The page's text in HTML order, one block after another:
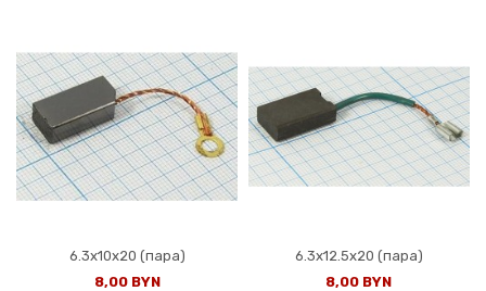
6.3x10x20 (пара)
8,00 BYN
6.3x12.5x20 (пара)
8,00 BYN